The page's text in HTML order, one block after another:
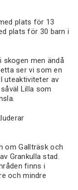
plats för 13
plats för 30 barn i
skogen men ändå
ser vi som en
uteaktiviteter av
Lilla som
om Gallträsk och
Grankulla stad.
finns i
och mindre